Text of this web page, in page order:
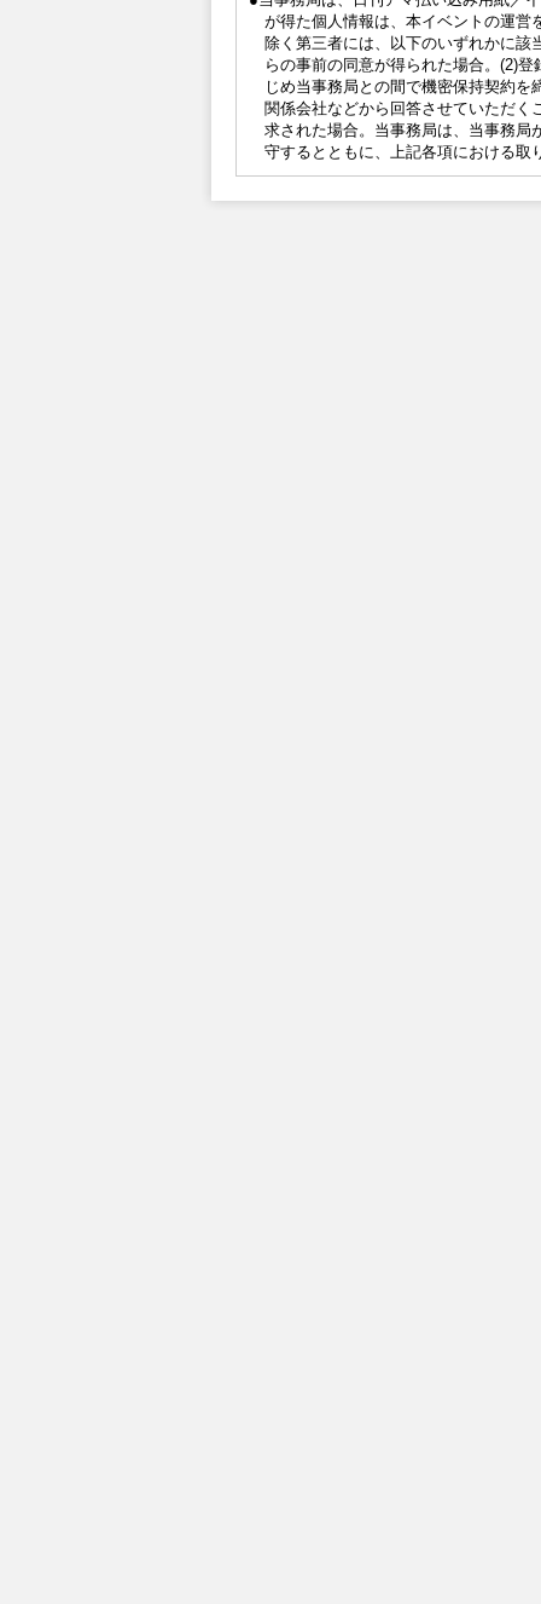
が得た個人情報は、本イベントの運営
除く第三者には、以下のいずれかに該
らの事前の同意が得られた場合。(2)
じめ当事務局との間で機密保持契約
関係会社などから回答させていただく
求された場合。当事務局は、当事務局
守するとともに、上記各項における取